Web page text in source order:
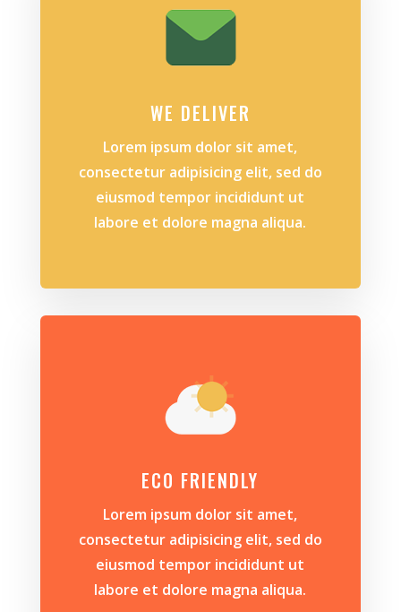
WE DELIVER
Lorem ipsum dolor sit amet,
consectetur adipisicing elit, sed do
eiusmod tempor incididunt ut
labore et dolore magna aliqua.
ECO FRIENDLY
Lorem ipsum dolor sit amet,
consectetur adipisicing elit, sed do
eiusmod tempor incididunt ut
labore et dolore magna aliqua.